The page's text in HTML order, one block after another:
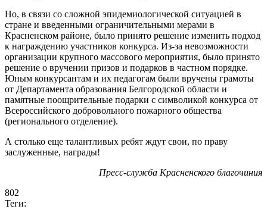
Но, в связи со сложной эпидемиологической ситуацией в
стране и введенными ограничительными мерами в
Красненском районе, было принято решение изменить подход
к награждению участников конкурса. Из-за невозможности
организации крупного массового мероприятия, было принято
решение о вручении призов и подарков в частном порядке.
Юным конкурсантам и их педагогам были вручены грамоты
от Департамента образования Белгородской области и
памятные поощрительные подарки с символикой конкурса от
Всероссийского добровольного пожарного общества
(регионального отделение).
А столько еще талантливых ребят ждут свои, по праву
заслуженные, награды!
Пресс-служба Красненского благочиния
802
Теги: